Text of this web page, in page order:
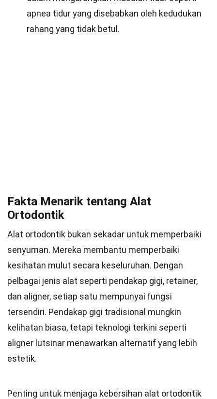
apnea tidur yang disebabkan oleh kedudukan
rahang yang tidak betul.
Fakta Menarik tentang Alat
Ortodontik
Alat ortodontik bukan sekadar untuk memperbaiki
senyuman. Mereka membantu memperbaiki
kesihatan mulut secara keseluruhan. Dengan
pelbagai jenis alat seperti pendakap gigi, retainer,
dan aligner, setiap satu mempunyai fungsi
tersendiri. Pendakap gigi tradisional mungkin
kelihatan biasa, tetapi teknologi terkini seperti
aligner lutsinar menawarkan alternatif yang lebih
estetik.
Penting untuk menjaga kebersihan alat ortodontik